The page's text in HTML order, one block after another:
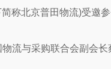
称北京普田物流)受邀
与采购联合会副会长